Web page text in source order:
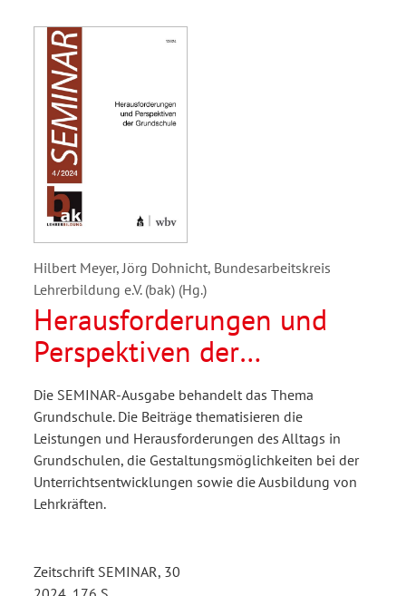
Hilbert Meyer, Jörg Dohnicht, Bundesarbeitskreis
Lehrerbildung e.V. (bak) (Hg.)
Herausforderungen und
Perspektiven der
Grundschule
Die SEMINAR-Ausgabe behandelt das Thema
Grundschule. Die Beiträge thematisieren die
Leistungen und Herausforderungen des Alltags in
Grundschulen, die Gestaltungsmöglichkeiten bei der
Unterrichtsentwicklungen sowie die Ausbildung von
Lehrkräften.
Zeitschrift SEMINAR, 30